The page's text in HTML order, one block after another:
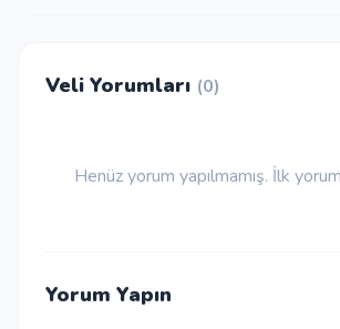
Veli Yorumları (0)
Henüz yorum yapılmamış. İlk
Yorum Yapın